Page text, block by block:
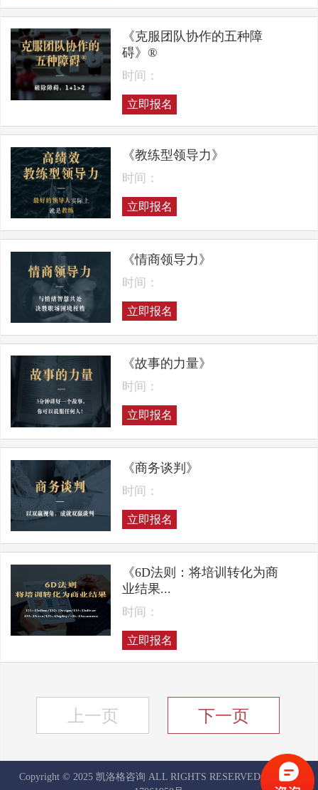
《克服团队协作的五种障
碍》®
时间：
立即报名
《教练型领导力》
时间：
立即报名
《情商领导力》
时间：
立即报名
《故事的力量》
时间：
立即报名
《商务谈判》
时间：
立即报名
《6D法则：将培训转化为商
业结果...
时间：
立即报名
上一页 下一页
Copyright © 2025 凯洛格咨询 ALL RIGHTS RESERVED
京ICP备